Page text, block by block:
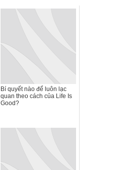
Bí quyết nào để luôn lạc
quan theo cách của Life Is
Good?